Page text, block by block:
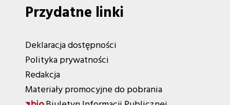
Przydatne linki
Deklaracja dostępności
Polityka prywatności
Redakcja
Materiały promocyjne do pobrania